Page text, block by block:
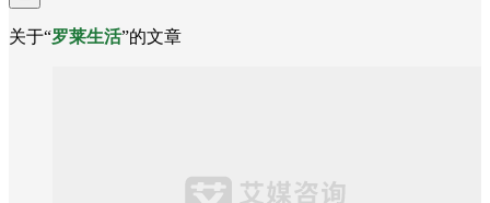
关于“罗莱生活”的文章